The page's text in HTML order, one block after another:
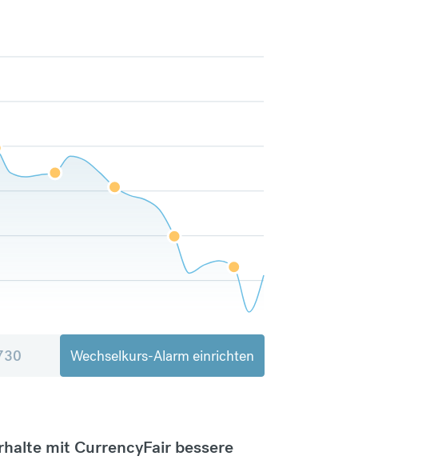
Wechselkurs-Alarm einrichten
mit CurrencyFair bessere